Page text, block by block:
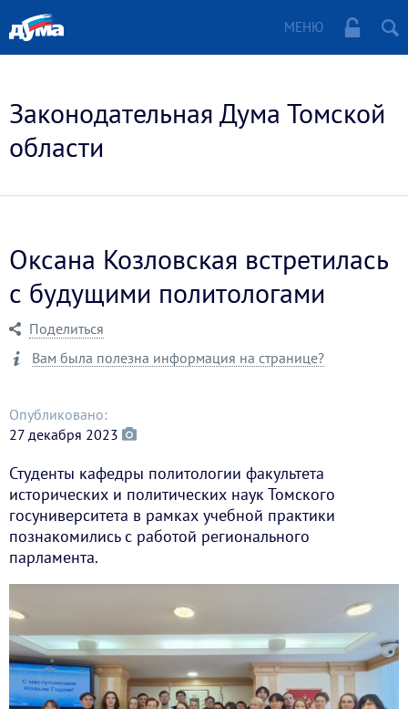
МЕНЮ
Законодательная Дума Томской
области
Оксана Козловская встретилась
с будущими политологами
Поделиться
Вам была полезна информация на странице?
Опубликовано:
27 декабря 2023
Студенты кафедры политологии факультета
исторических и политических наук Томского
госуниверситета в рамках учебной практики
познакомились с работой регионального
парламента.